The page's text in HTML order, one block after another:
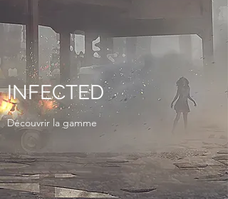
INFECTED
Découvrir la gamme